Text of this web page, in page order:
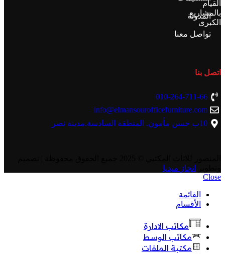
القيام
بالمشاريع
الكبرى
المدونة
تواصل معنا
اتصل بنا
010-264-711-66
info@elmansourofficefurniture.com
10ب حسن مأمون. المنطقة السادسة.مدينة نصر
انجاز ميديا
Close
القائمة
الأقسام
مكاتب الادارة
مكاتب الوسط
مكتبة الملفات